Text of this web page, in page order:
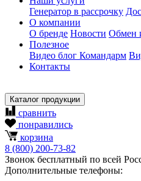
Генератор в рассрочку
О компании
О бренде Новости Обмен
Полезное
Видео блог Командарм
Контакты
Каталог продукции
сравнить
понравились
корзина
8 (800) 200-73-82
Звонок бесплатный по всей
Дополнительные телефоны: